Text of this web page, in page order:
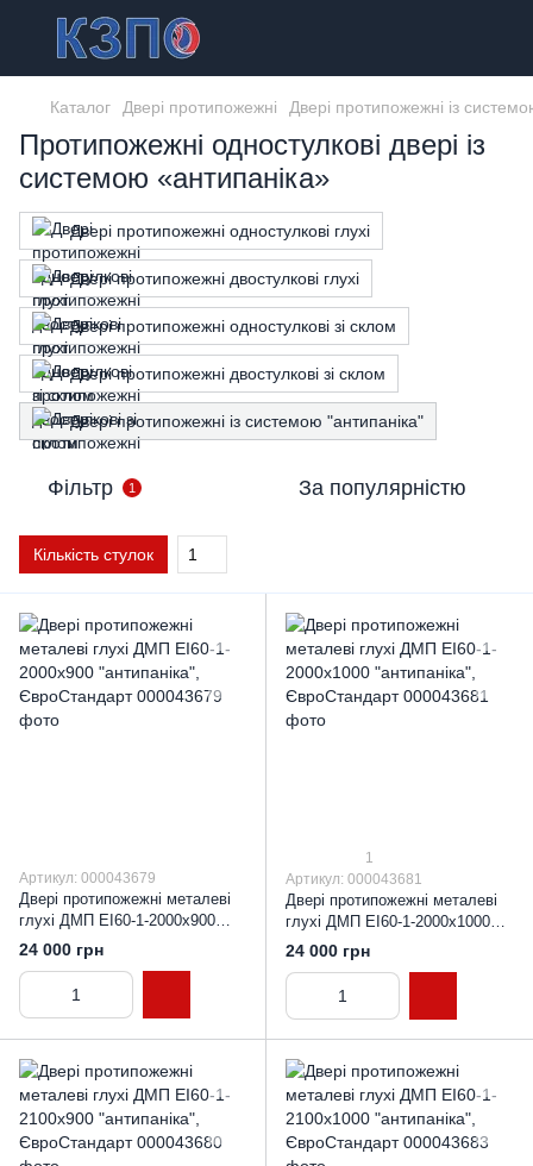
Каталог Двері протипожежні Двері протипожежні із
Протипожежні одностулкові двері із
системою «антипаніка»
Двері протипожежні одностулкові глухі
Двері протипожежні двостулкові глухі
Двері протипожежні одностулкові зі склом
Двері протипожежні двостулкові зі склом
Двері протипожежні із системою "антипаніка"
Фільтр 1 За популярністю
Кількість стулок 1
Артикул: 000043679
Двері протипожежні металеві
глухі ДМП ЕІ60-1-2000х900
"антипаніка", ЄвроСтандарт
24 000 грн
1
Артикул: 000043681
Двері протипожежні металеві
глухі ДМП ЕІ60-1-2000х1000
"антипаніка", ЄвроСтандарт
24 000 грн